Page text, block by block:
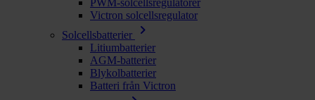
PWM-solcellsregulatorer
Victron solcellsregulator
Solcellsbatterier
chevron_right
Litiumbatterier
AGM-batterier
Blykolbatterier
Batteri från Victron